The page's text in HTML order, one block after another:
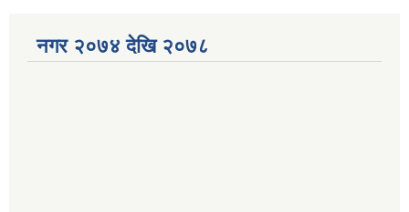
नगर २०७४ देखि २०७८